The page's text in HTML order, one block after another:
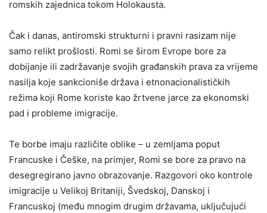
romskih zajednica tokom Holokausta.
Čak i danas, antiromski strukturni i pravni rasizam nije
samo relikt prošlosti. Romi se širom Evrope bore za
dobijanje ili zadržavanje svojih građanskih prava za vrijeme
nasilja koje sankcioniše država i etnonacionalističkih
režima koji Rome koriste kao žrtvene jarce za ekonomski
pad i probleme imigracije.
Te borbe imaju različite oblike – u zemljama poput
Francuske i Češke, na primjer, Romi se bore za pravo na
desegregirano javno obrazovanje. Razgovori oko kontrole
imigracije u Velikoj Britaniji, Švedskoj, Danskoj i
Francuskoj (među mnogim drugim državama, uključujući